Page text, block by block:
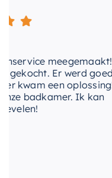
Als product van
, staat de
maakt het de
badkamer,
en voeg deze
uw badkamer.
meegemaakt!
Er werd goed
een oplossing!
badkamer. Ik kan